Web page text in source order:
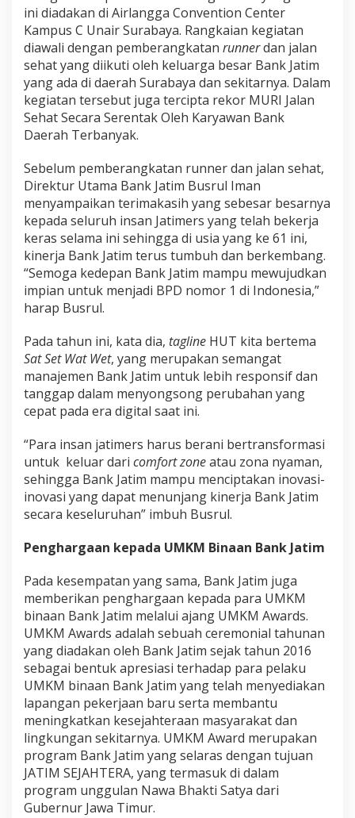
ini diadakan di Airlangga Convention Center
Kampus C Unair Surabaya. Rangkaian kegiatan
diawali dengan pemberangkatan runnerdan jalan
sehat yang diikuti oleh keluarga besar Bank Jatim
yang ada di daerah Surabaya dan sekitarnya. Dalam
kegiatan tersebut juga tercipta rekor MURI Jalan
Sehat Secara Serentak Oleh Karyawan Bank
Daerah Terbanyak.
Sebelum pemberangkatan runner dan jalan sehat,
Direktur Utama Bank Jatim Busrul Iman
menyampaikan terimakasih yang sebesar besarnya
kepada seluruh insan Jatimers yang telah bekerja
keras selama ini sehingga di usia yang ke 61 ini,
kinerja Bank Jatim terus tumbuh dan berkembang.
“Semoga kedepan Bank Jatim mampu mewujudkan
impian untuk menjadi BPD nomor 1 di Indonesia,”
harap Busrul.
Pada tahun ini, kata dia, tagline HUT kita bertema
Sat Set Wat Wet, yang merupakan semangat
manajemen Bank Jatim untuk lebih responsif dan
tanggap dalam menyongsong perubahan yang
cepat pada era digital saat ini.
“Para insan jatimers harus berani bertransformasi
untuk keluar dari comfort zoneatau zona nyaman,
sehingga Bank Jatim mampu menciptakan inovasi-
inovasi yang dapat menunjang kinerja Bank Jatim
secara keseluruhan” imbuh Busrul.
Penghargaan kepada UMKM Binaan Bank Jatim
Pada kesempatan yang sama, Bank Jatim juga
memberikan penghargaan kepada para UMKM
binaan Bank Jatim melalui ajang UMKM Awards.
UMKM Awards adalah sebuah ceremonial tahunan
yang diadakan oleh Bank Jatim sejak tahun 2016
sebagai bentuk apresiasi terhadap para pelaku
UMKM binaan Bank Jatim yang telah menyediakan
lapangan pekerjaan baru serta membantu
meningkatkan kesejahteraan masyarakat dan
lingkungan sekitarnya. UMKM Award merupakan
program Bank Jatim yang selaras dengan tujuan
JATIM SEJAHTERA, yang termasuk di dalam
program unggulan Nawa Bhakti Satya dari
Gubernur Jawa Timur.